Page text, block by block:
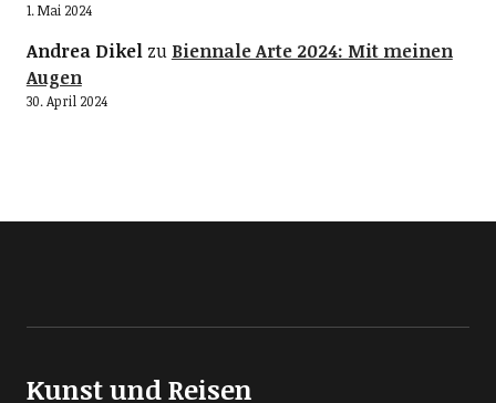
1. Mai 2024
Andrea Dikelzu Biennale Arte 2024: Mit meinen
Augen
30. April 2024
Kunst und Reisen